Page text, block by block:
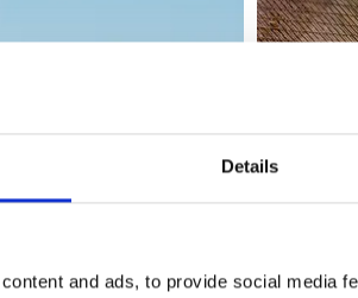
Details
and ads, to provide social media